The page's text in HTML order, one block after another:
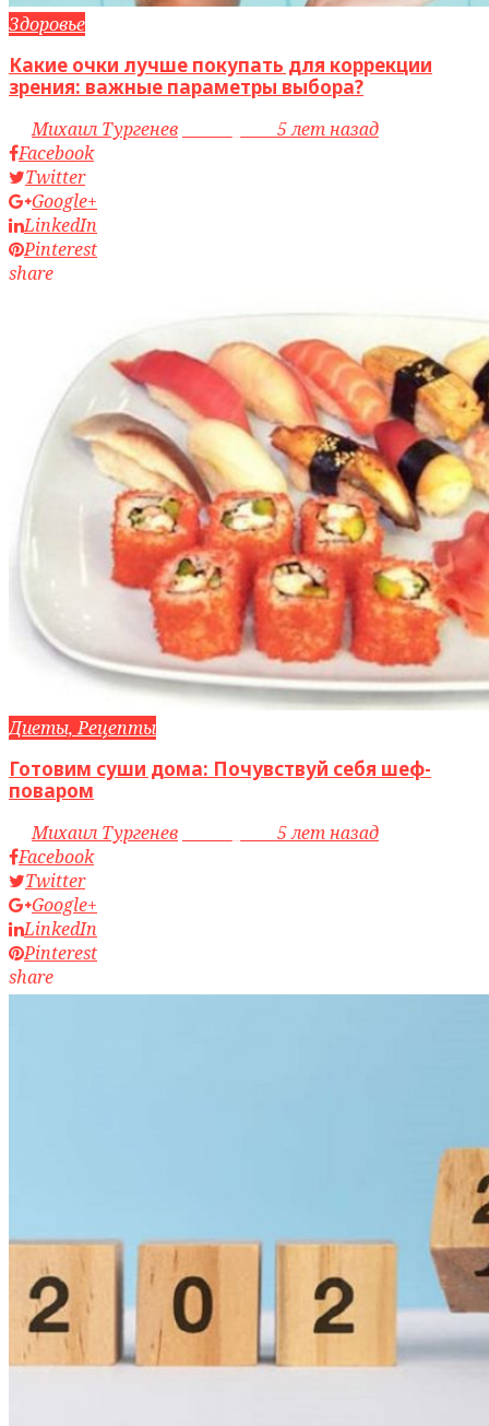
Здоровье
Какие очки лучше покупать для коррекции
зрения: важные параметры выбора?
byМихаил Тургенев
5 лет назад
Facebook
Twitter
Google+
LinkedIn
Pinterest
share
Диеты, Рецепты
Готовим суши дома: Почувствуй себя шеф-
поваром
byМихаил Тургенев
5 лет назад
Facebook
Twitter
Google+
LinkedIn
Pinterest
share